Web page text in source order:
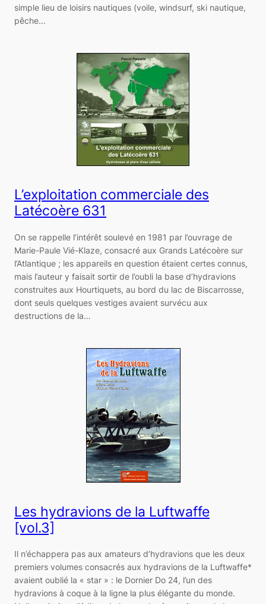
simple lieu de loisirs nautiques (voile, windsurf, ski nautique,
pêche…
L’exploitation commerciale des
Latécoère 631
On se rappelle l’intérêt soulevé en 1981 par l’ouvrage de
Marie-Paule Vié-Klaze, consacré aux Grands Latécoère sur
l’Atlantique ; les appareils en question étaient certes connus,
mais l’auteur y faisait sortir de l’oubli la base d’hydravions
construites aux Hourtiquets, au bord du lac de Biscarrosse,
dont seuls quelques vestiges avaient survécu aux
destructions de la…
Les hydravions de la Luftwaffe
[vol.3]
Il n’échappera pas aux amateurs d’hydravions que les deux
premiers volumes consacrés aux hydravions de la Luftwaffe*
avaient oublié la « star » : le Dornier Do 24, l’un des
hydravions à coque à la ligne la plus élégante du monde.